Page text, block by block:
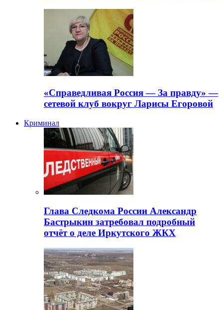
«Справедливая Россия — За правду» —
сетевой клуб вокруг Ларисы Егоровой
Криминал
Глава Следкома России Александр
Бастрыкин затребовал подробный
отчёт о деле Иркутского ЖКХ